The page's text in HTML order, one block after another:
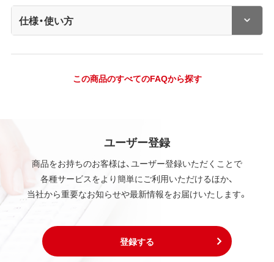
仕様・使い方
この商品のすべてのFAQから探す
ユーザー登録
商品をお持ちのお客様は、ユーザー登録いただくことで
各種サービスをより簡単にご利用いただけるほか、
当社から重要なお知らせや最新情報をお届けいたします。
登録する